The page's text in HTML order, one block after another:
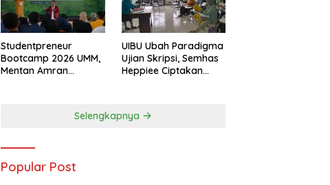
Studentpreneur
Bootcamp 2026 UMM,
Mentan Amran
UIBU Ubah Paradigma
Ujian Skripsi, Semhas
Heppiee Ciptakan
Selengkapnya
Popular Post